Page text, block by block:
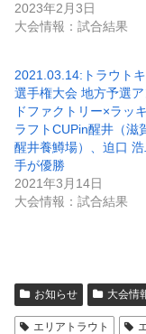
2023年2月3日
大会情報：試合結果
2021.03.14:トラウト
選手権大会 地方予選ア
ドファクトリー×ラッ
ラフトCUPin醒井（滋
醒井養鱒場）、迫口
手が優勝
2021年3月14日
大会情報：試合結果
お知らせ 大会情
エリアトラウト